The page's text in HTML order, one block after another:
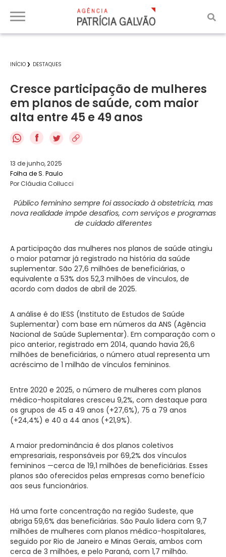
INÍCIO DESTAQUES
Cresce participação de mulheres
em planos de saúde, com maior
alta entre 45 e 49 anos
f
13 de junho, 2025
Folha de S. Paulo
Por Cláudia Collucci
Público feminino sempre foi associado à obstetrícia, mas
nova realidade impõe desafios, com serviços e programas
de cuidado diferentes
A participação das mulheres nos planos de saúde atingiu
o maior patamar já registrado na história da saúde
suplementar. São 27,6 milhões de beneficiárias, o
equivalente a 53% dos 52,3 milhões de vínculos, de
acordo com dados de abril de 2025.
A análise é do IESS (Instituto de Estudos de Saúde
Suplementar) com base em números da ANS (Agência
Nacional de Saúde Suplementar). Em comparação com o
pico anterior, registrado em 2014, quando havia 26,6
milhões de beneficiárias, o número atual representa um
acréscimo de 1 milhão de vínculos femininos.
Entre 2020 e 2025, o número de mulheres com planos
médico-hospitalares cresceu 9,2%, com destaque para
os grupos de 45 a 49 anos (+27,6%), 75 a 79 anos
(+24,4%) e 40 a 44 anos (+21,9%).
A maior predominância é dos planos coletivos
empresariais, responsáveis por 69,2% dos vínculos
femininos —cerca de 19,1 milhões de beneficiárias. Esses
planos são oferecidos pelas empresas como benefício
aos seus funcionários.
Há uma forte concentração na região Sudeste, que
abriga 59,6% das beneficiárias. São Paulo lidera com 9,7
milhões de mulheres com planos médico-hospitalares,
seguido por Rio de Janeiro e Minas Gerais, ambos com
cerca de 3 milhões, e pelo Paraná, com 1,7 milhão.